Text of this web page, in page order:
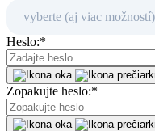
vyberte (aj viac možností)
Heslo:*
Zopakujte heslo:*